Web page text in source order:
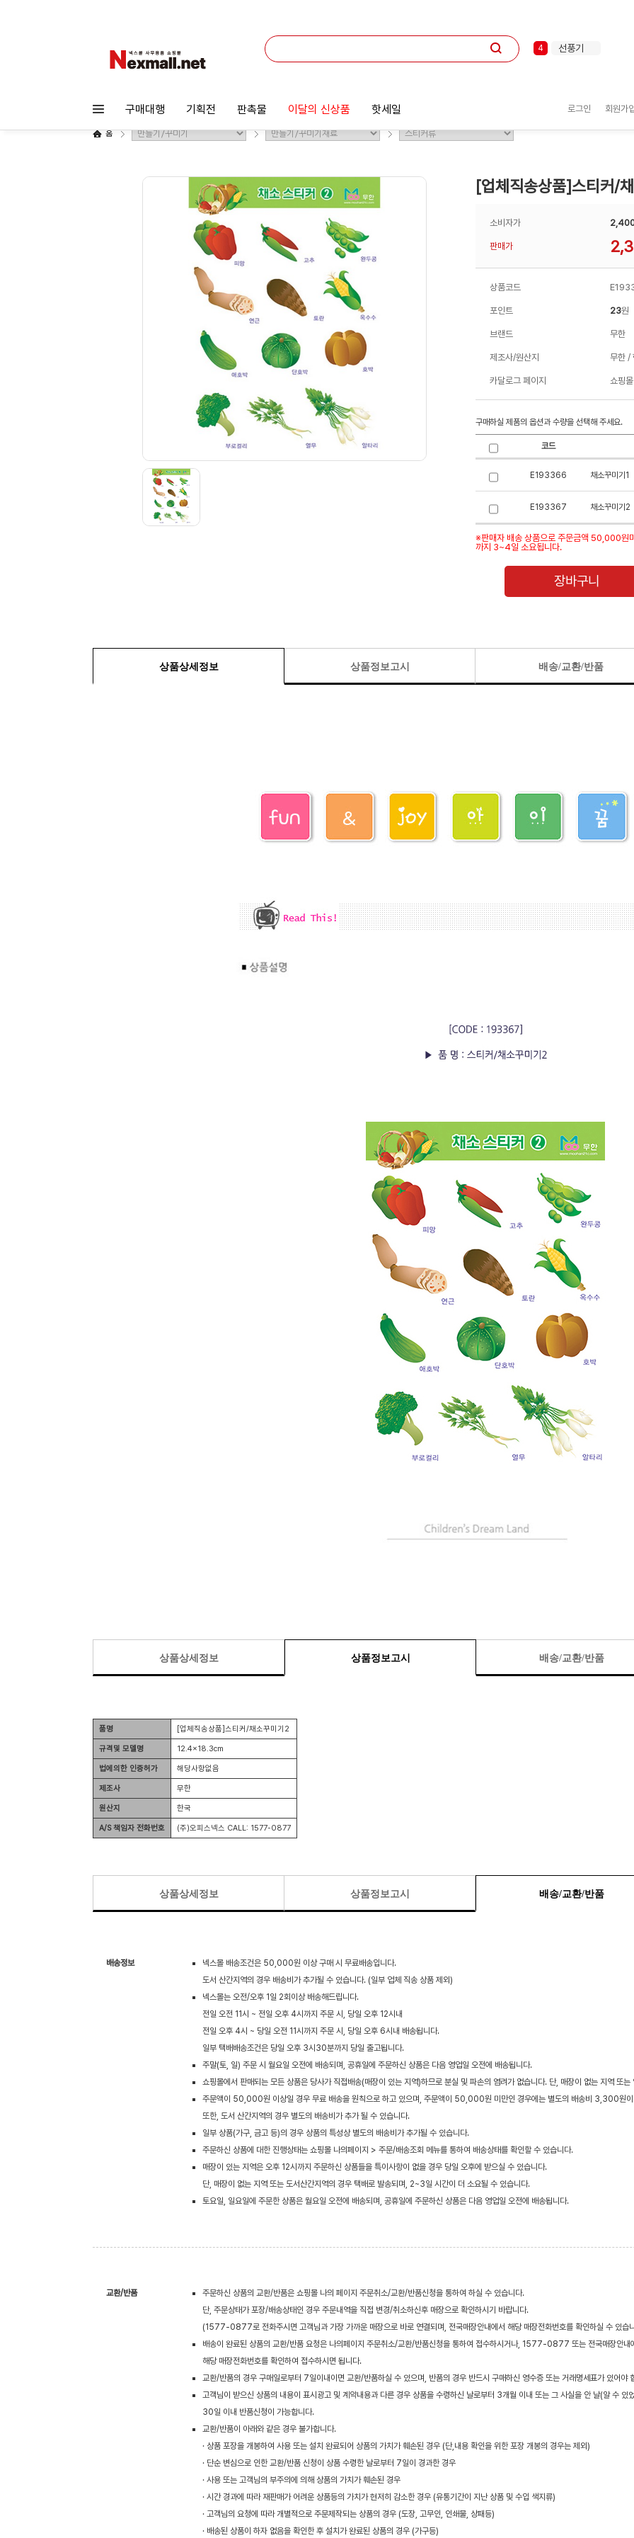
4 선풍기
형광펜
10 멀티탭
구매대행 기획전 판촉물 이달의 신상품 핫세일 로그인 회원가
홈
[업체직송상품]스티커/
소비자가
판매가
상품코드
포인트 23원
브랜드 무한
제조사/원산지 무한 /
카달로그 페이지 쇼핑몰
구매하실 제품의 옵션과 수량을 선택해 주세요.
코드
E193366 채소꾸미기1
E193367 채소꾸미기2
※판매자 배송 상품으로 주문금액 50,000원
까지 3~4일 소요됩니다.
장바구니
상품상세정보 상품정보고시 배송/교환/반품
상품상세정보 상품정보고시 배송/교환/반품
품명 [업체직송상품]스티커/채소꾸미기2
규격및 모델명 12.4×18.3cm
법에의한 인증허가 해당사항없음
제조사 무한
원산지 한국
A/S 책임자 전화번호 (주)오피스넥스 CALL: 1577-0877
상품상세정보 상품정보고시 배송/교환/반품
배송정보
넥스몰 배송조건은 50,000원 이상 구매 시 무료배송입니다.
도서 산간지역의 경우 배송비가 추가될 수 있습니다. (일부 업체 직송 상품 제외)
넥스몰는 오전/오후 1일 2회이상 배송해드립니다.
전일 오전 11시 ~ 전일 오후 4시까지 주문 시, 당일 오후 12시내
전일 오후 4시 ~ 당일 오전 11시까지 주문 시, 당일 오후 6시내 배송됩니다.
일부 택배배송조건은 당일 오후 3시30분까지 당일 출고됩니다.
주말(토, 일) 주문 시 월요일 오전에 배송되며, 공휴일에 주문하신 상품은 다음 영업일 오전에 배송됩니다.
쇼핑몰에서 판매되는 모든 상품은 당사가 직접배송(매장이 있는 지역)하므로 분실 및 파손의 염려가 없습니다. 단, 매장이 없는 지역 또
주문액이 50,000원 이상일 경우 무료 배송을 원칙으로 하고 있으며, 주문액이 50,000원 미만인 경우에는 별도의 배송비 3,300원이
또한, 도서 산간지역의 경우 별도의 배송비가 추가 될 수 있습니다.
일부 상품(가구, 금고 등)의 경우 상품의 특성상 별도의 배송비가 추가될 수 있습니다.
주문하신 상품에 대한 진행상태는 쇼핑몰 나의페이지 > 주문/배송조회 메뉴를 통하여 배송상태를 확인할 수 있습니다.
매장이 있는 지역은 오후 12시까지 주문하신 상품들을 특이사항이 없을 경우 당일 오후에 받으실 수 있습니다.
단, 매장이 없는 지역 또는 도서산간지역의 경우 택배로 발송되며, 2~3일 시간이 더 소요될 수 있습니다.
토요일, 일요일에 주문한 상품은 월요일 오전에 배송되며, 공휴일에 주문하신 상품은 다음 영업일 오전에 배송됩니다.
교환/반품
주문하신 상품의 교환/반품은 쇼핑몰 나의 페이지 주문취소/교환/반품신청을 통하여 하실 수 있습니다.
단, 주문상태가 포장/배송상태인 경우 주문내역을 직접 변경/취소하신후 매장으로 확인하시기 바랍니다.
(1577-0877로 전화주시면 고객님과 가장 가까운 매장으로 바로 연결되며, 전국매장안내에서 해당 매장전화번호를 확인하실 수 있습
배송이 완료된 상품의 교환/반품 요청은 나의페이지 주문취소/교환/반품신청을 통하여 접수하시거나, 1577-0877 또는 전국매장안내
해당 매장전화번호를 확인하여 접수하시면 됩니다.
교환/반품의 경우 구매일로부터 7일이내이면 교환/반품하실 수 있으며, 반품의 경우 반드시 구매하신 영수증 또는 거래명세표가 있어야
고객님이 받으신 상품의 내용이 표시광고 및 계약내용과 다른 경우 상품을 수령하신 날로부터 3개월 이내 또는 그 사실을 안 날(알 수 있
30일 이내 반품신청이 가능합니다.
교환/반품이 아래와 같은 경우 불가합니다.
· 상품 포장을 개봉하여 사용 또는 설치 완료되어 상품의 가치가 훼손된 경우 (단,내용 확인을 위한 포장 개봉의 경우는 제외)
· 단순 변심으로 인한 교환/반품 신청이 상품 수령한 날로부터 7일이 경과한 경우
· 사용 또는 고객님의 부주의에 의해 상품의 가치가 훼손된 경우
· 시간 경과에 따라 재판매가 어려운 상품등의 가치가 현저히 감소한 경우 (유통기간이 지난 상품 및 수입 색지류)
· 고객님의 요청에 따라 개별적으로 주문제작되는 상품의 경우 (도장, 고무인, 인쇄물, 상패등)
· 배송된 상품이 하자 없음을 확인한 후 설치가 완료된 상품의 경우 (가구등)